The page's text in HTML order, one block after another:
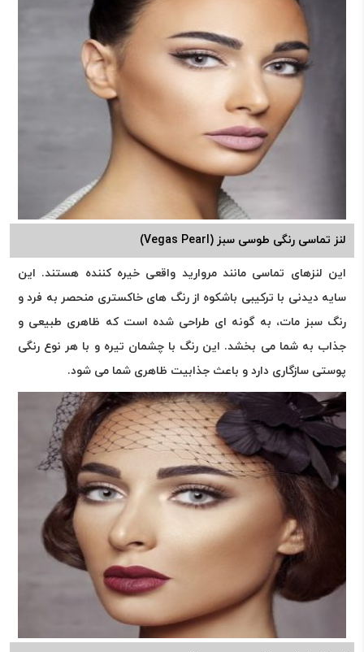
لنز تماسی رنگی طوسی سبز (Vegas Pearl)
این لنزهای تماسی مانند مروارید واقعی خیره کننده هستند. این
سایه دیدنی با ترکیبی باشکوه از رنگ های خاکستری منحصر به فرد و
رنگ سبز مات، به گونه ای طراحی شده است که ظاهری طبیعی و
جذاب به شما می بخشد. این رنگ با چشمان تیره و با هر نوع رنگی
پوستی سازگاری دارد و باعث جذابیت ظاهری شما می شود.